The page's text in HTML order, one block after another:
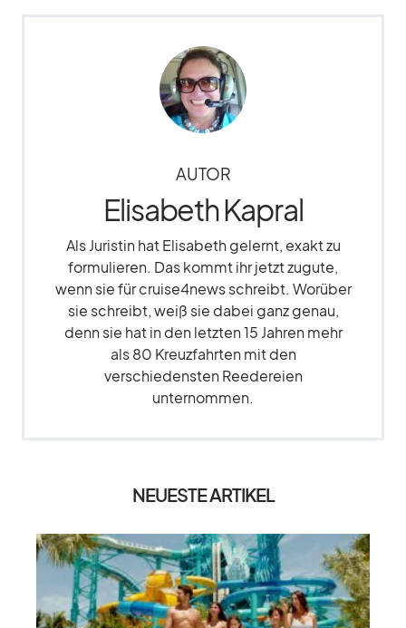
AUTOR
Elisabeth Kapral
Als Juristin hat Elisabeth gelernt, exakt zu
formulieren. Das kommt ihr jetzt zugute,
wenn sie für cruise4news schreibt. Worüber
sie schreibt, weiß sie dabei ganz genau,
denn sie hat in den letzten 15 Jahren mehr
als 80 Kreuzfahrten mit den
verschiedensten Reedereien
unternommen.
NEUESTE ARTIKEL